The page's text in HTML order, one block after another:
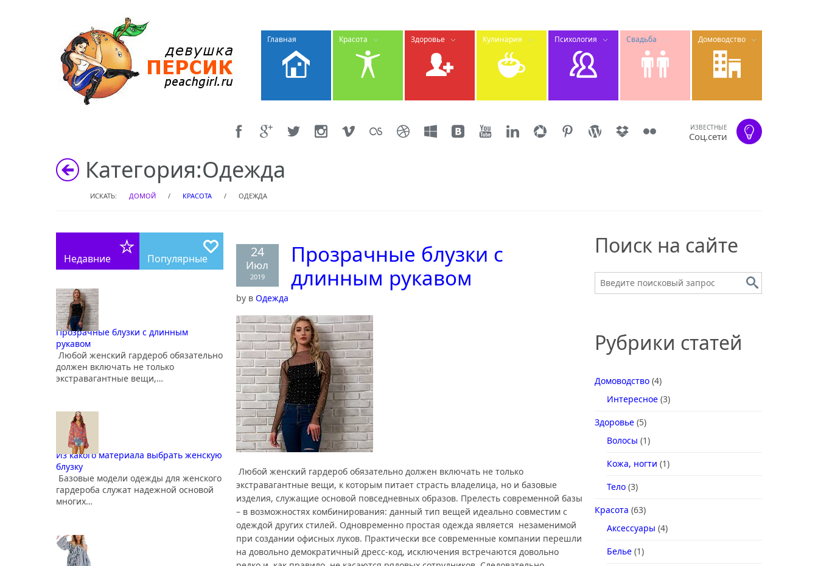
Главная Красота Здоровье Кулинария Психология Свадьба Домоводство
ИЗВЕСТНЫЕ
Соц.сети
Категория:Одежда
ИСКАТЬ: ДОМОЙ / КРАСОТА / ОДЕЖДА
24
Июл
2019
Прозрачные блузки с
длинным рукавом
by в Одежда
Любой женский гардероб обязательно должен включать не только
экстравагантные вещи, к которым питает страсть владелица, но и базовые
изделия, служащие основой повседневных образов. Прелесть современной базы
– в возможностях комбинирования: данный тип вещей идеально совместим с
одеждой других стилей. Одновременно простая одежда является незаменимой
при создании офисных луков. Практически все современные компании перешли
на довольно демократичный дресс-код, исключения встречаются довольно
Недавние Популярные
Прозрачные блузки с длинным
рукавом
Любой женский гардероб обязательно
должен включать не только
экстравагантные вещи,…
Из какого материала выбрать женскую
блузку
Базовые модели одежды для женского
гардероба служат надежной основой
многих…
Поиск на сайте
Рубрики статей
Домоводство (4)
Интересное (3)
Здоровье (5)
Волосы (1)
Кожа, ногти (1)
Тело (3)
Красота (63)
Аксессуары (4)
Белье (1)